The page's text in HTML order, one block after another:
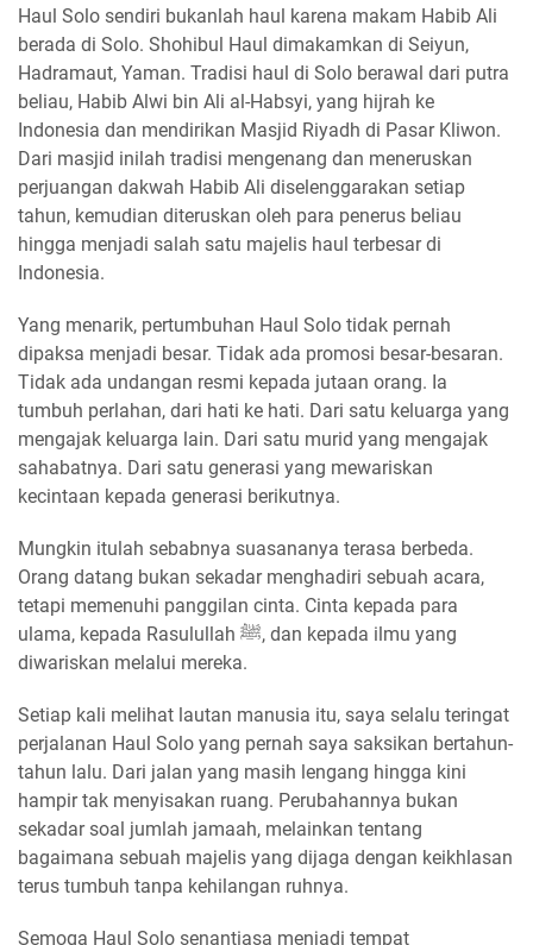
Haul Solo sendiri bukanlah haul karena makam Habib Ali
berada di Solo. Shohibul Haul dimakamkan di Seiyun,
Hadramaut, Yaman. Tradisi haul di Solo berawal dari putra
beliau, Habib Alwi bin Ali al-Habsyi, yang hijrah ke
Indonesia dan mendirikan Masjid Riyadh di Pasar Kliwon.
Dari masjid inilah tradisi mengenang dan meneruskan
perjuangan dakwah Habib Ali diselenggarakan setiap
tahun, kemudian diteruskan oleh para penerus beliau
hingga menjadi salah satu majelis haul terbesar di
Indonesia.
Yang menarik, pertumbuhan Haul Solo tidak pernah
dipaksa menjadi besar. Tidak ada promosi besar-besaran.
Tidak ada undangan resmi kepada jutaan orang. Ia
tumbuh perlahan, dari hati ke hati. Dari satu keluarga yang
mengajak keluarga lain. Dari satu murid yang mengajak
sahabatnya. Dari satu generasi yang mewariskan
kecintaan kepada generasi berikutnya.
Mungkin itulah sebabnya suasananya terasa berbeda.
Orang datang bukan sekadar menghadiri sebuah acara,
tetapi memenuhi panggilan cinta. Cinta kepada para
ulama, kepada Rasulullah ﷺ, dan kepada ilmu yang
diwariskan melalui mereka.
Setiap kali melihat lautan manusia itu, saya selalu teringat
perjalanan Haul Solo yang pernah saya saksikan bertahun-
tahun lalu. Dari jalan yang masih lengang hingga kini
hampir tak menyisakan ruang. Perubahannya bukan
sekadar soal jumlah jamaah, melainkan tentang
bagaimana sebuah majelis yang dijaga dengan keikhlasan
terus tumbuh tanpa kehilangan ruhnya.
Semoga Haul Solo senantiasa menjadi tempat